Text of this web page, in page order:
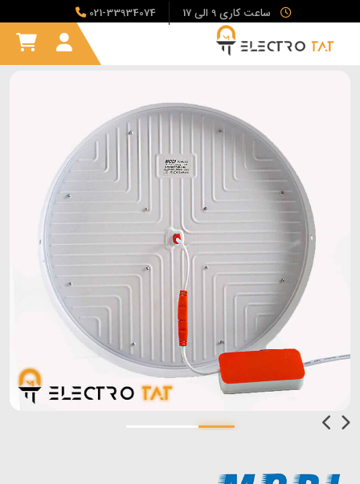
ساعت کاری 9 الی 17 021-33934074